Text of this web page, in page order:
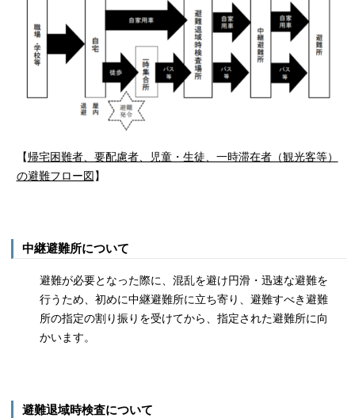
【帰宅困難者、要配慮者、児童・生徒、一時滞在者（観光客等）
の避難フロー図 】
中継避難所について
避難が必要となった際に、混乱を避け円滑・迅速な避難を
行うため、初めに中継避難所に立ち寄り、避難すべき避難
所の指定の割り振りを受けてから、指定された避難所に向
かいます。
避難退域時検査について